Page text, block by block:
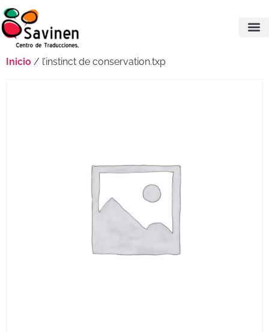
Inicio / l’instinct de conservation.txp